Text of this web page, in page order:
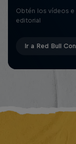
Obtén los vídeos e
editorial
Ir a Red Bull